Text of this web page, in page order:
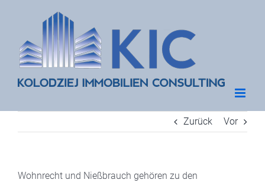
springen
Zurück Vor
Wohnrecht und Nießbrauch gehören zu den